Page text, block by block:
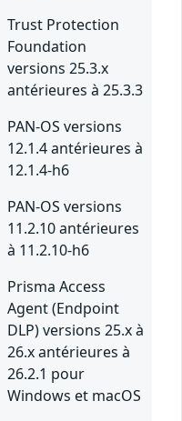
Trust Protection
Foundation
versions 25.3.x
antérieures à 25.3.3
PAN-OS versions
12.1.4 antérieures à
12.1.4-h6
PAN-OS versions
11.2.10 antérieures
à 11.2.10-h6
Prisma Access
Agent (Endpoint
DLP) versions 25.x à
26.x antérieures à
26.2.1 pour
Windows et macOS